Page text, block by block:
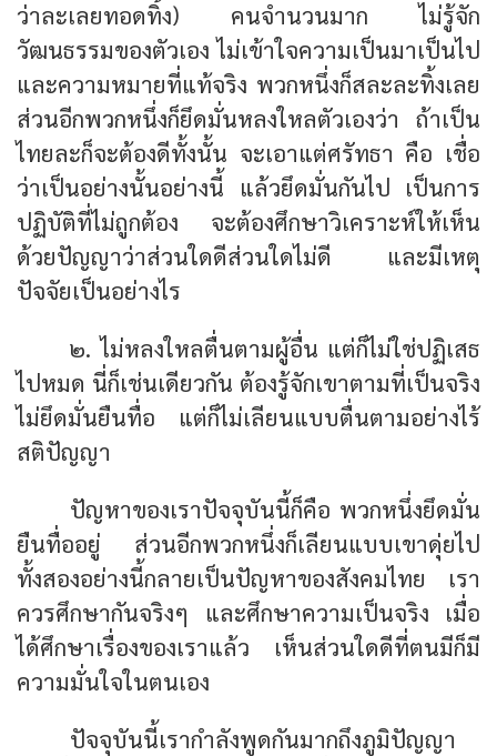
ว่าละเลยทอดทิ้ง) คนจำนวนมาก ไม่รู้จัก
วัฒนธรรมของตัวเอง ไม่เข้าใจความเป็นมาเป็นไป
และความหมายที่แท้จริง พวกหนึ่งก็สละละทิ้งเลย
ส่วนอีกพวกหนึ่งก็ยึดมั่นหลงใหลตัวเองว่า ถ้าเป็น
ไทยละก็จะต้องดีทั้งนั้น จะเอาแต่ศรัทธา คือ เชื่อ
ว่าเป็นอย่างนั้นอย่างนี้ แล้วยึดมั่นกันไป เป็นการ
ปฏิบัติที่ไม่ถูกต้อง จะต้องศึกษาวิเคราะห์ให้เห็น
ด้วยปัญญาว่าส่วนใดดีส่วนใดไม่ดี และมีเหตุ
ปัจจัยเป็นอย่างไร
๒. ไม่หลงใหลตื่นตามผู้อื่น แต่ก็ไม่ใช่ปฏิเสธ
ไปหมด นี่ก็เช่นเดียวกัน ต้องรู้จักเขาตามที่เป็นจริง
ไม่ยึดมั่นยืนทื่อ แต่ก็ไม่เลียนแบบตื่นตามอย่างไร้
สติปัญญา
ปัญหาของเราปัจจุบันนี้ก็คือ พวกหนึ่งยึดมั่น
ยืนทื่ออยู่ ส่วนอีกพวกหนึ่งก็เลียนแบบเขาดุ่ยไป
ทั้งสองอย่างนี้กลายเป็นปัญหาของสังคมไทย เรา
ควรศึกษากันจริงๆ และศึกษาความเป็นจริง เมื่อ
ได้ศึกษาเรื่องของเราแล้ว เห็นส่วนใดดีที่ตนมีก็มี
ความมั่นใจในตนเอง
ปัจจุบันนี้เรากำลังพูดกันมากถึงภูมิปัญญา